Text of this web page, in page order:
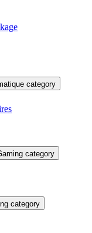
category
category
category